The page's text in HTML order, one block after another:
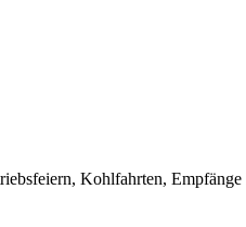
Kohlfahrten, Empfänge